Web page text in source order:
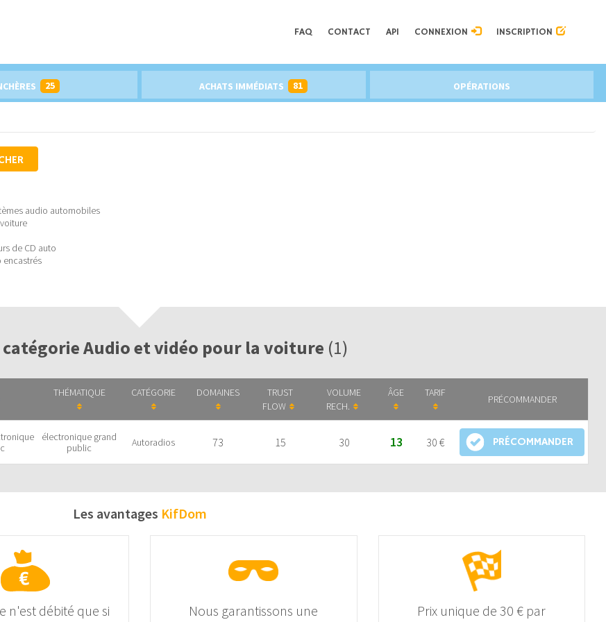
FAQ CONTACT API CONNEXION INSCRIPTION
25 ACHATS IMMÉDIATS 81 OPÉRATIONS
audio automobiles
de CD auto
encastrés
Audio et vidéo pour la voiture (1)
THÉMATIQUE CATÉGORIE DOMAINES
TRUST
FLOW
VOLUME
RECH.
ÂGE TARIF
PRÉCOMMANDER
électronique grand
public
Autoradios 73 15 30 13 30 € PRÉCOMMANDER
Les avantages KifDom
n'est débité que si
Nous garantissons une
Prix unique de 30 € par